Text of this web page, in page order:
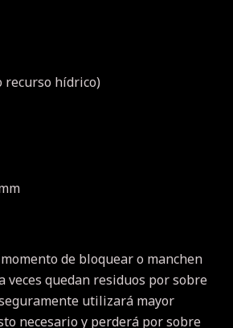
recurso hídrico)
de bloquear o manchen
veces quedan residuos por sobre
utilizará mayor
necesario y perderá por sobre